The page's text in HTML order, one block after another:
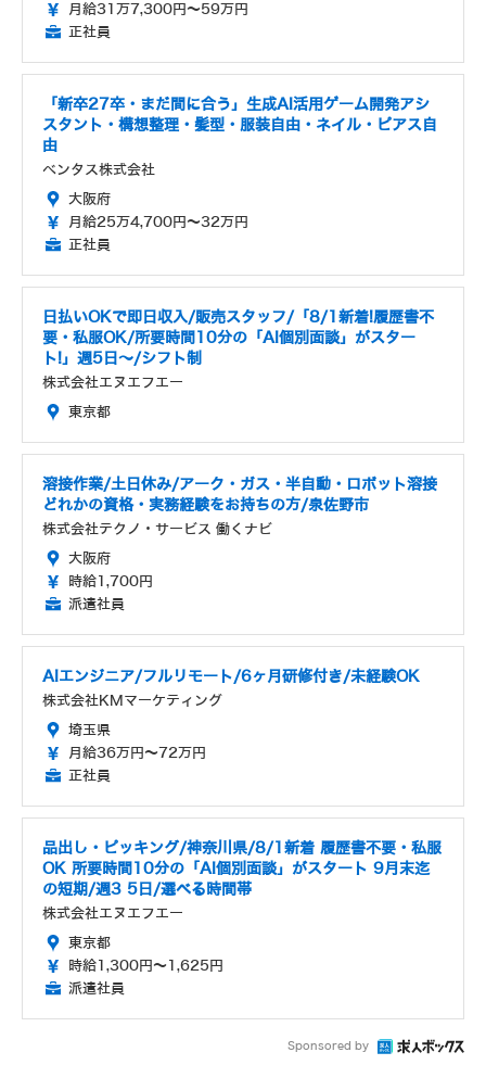
月給31万7,300円～59万円
正社員
「新卒27卒・まだ間に合う」生成AI活用ゲーム開発アシ
スタント・構想整理・髪型・服装自由・ネイル・ピアス自
由
ベンタス株式会社
大阪府
月給25万4,700円～32万円
正社員
日払いOKで即日収入/販売スタッフ/「8/1新着!履歴書不
要・私服OK/所要時間10分の「AI個別面談」がスター
ト!」週5日～/シフト制
株式会社エヌエフエー
東京都
溶接作業/土日休み/アーク・ガス・半自動・ロボット溶接
どれかの資格・実務経験をお持ちの方/泉佐野市
株式会社テクノ・サービス 働くナビ
大阪府
時給1,700円
派遣社員
AIエンジニア/フルリモート/6ヶ月研修付き/未経験OK
株式会社KMマーケティング
埼玉県
月給36万円～72万円
正社員
品出し・ピッキング/神奈川県/8/1新着 履歴書不要・私服
OK 所要時間10分の「AI個別面談」がスタート 9月末迄
の短期/週3 5日/選べる時間帯
株式会社エヌエフエー
東京都
時給1,300円～1,625円
派遣社員
Sponsored by